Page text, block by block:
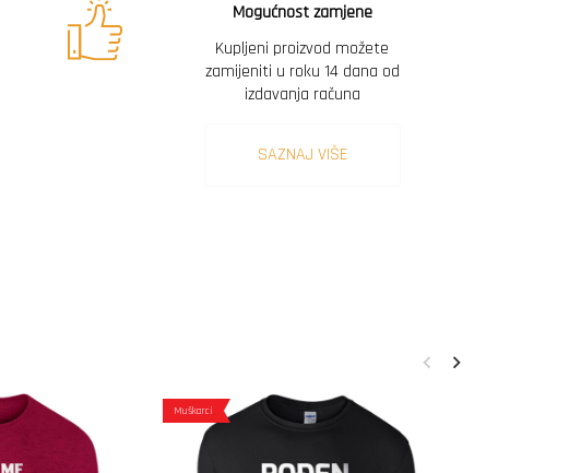
Mogućnost zamjene
Kupljeni proizvod možete
zamijeniti u roku 14 dana od
izdavanja računa
SAZNAJ VIŠE
Muškarci